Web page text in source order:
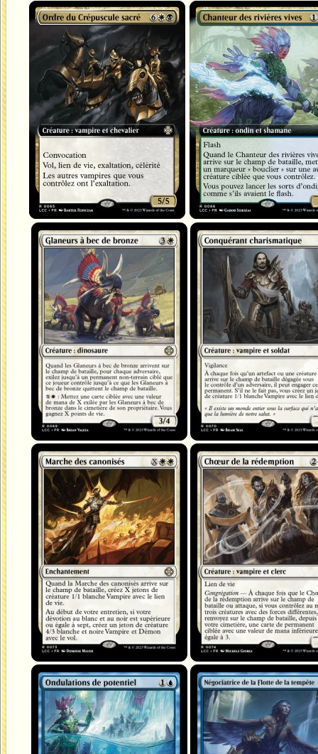
Ordre du Crépuscule sacré Chanteur des rivières vives
Glaneurs à bec de bronze Conquérant charismatique
Marche des canonisés Chœur de la rédemption
Ondulations de potentiel Négociatrice de la Flotte de la